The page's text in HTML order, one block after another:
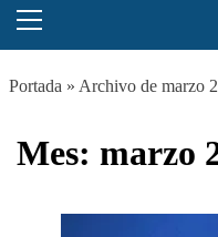
principal
Portada » Archivo de marzo
Mes: marzo